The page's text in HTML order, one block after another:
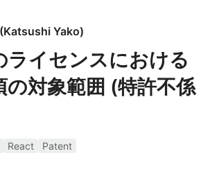
(Katsushi Yako)
ライセンスにおける
の対象範囲 (特許不係
React
Patent